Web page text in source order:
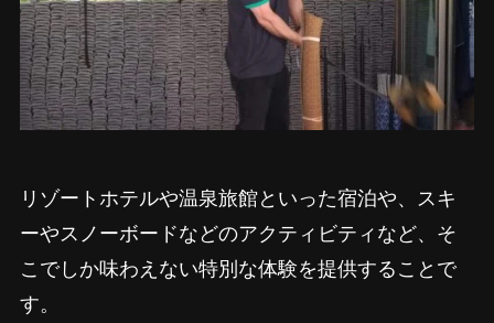
リゾートホテルや温泉旅館といった宿泊や、スキ
ーやスノーボードなどのアクティビティなど、そ
こでしか味わえない特別な体験を提供することで
す。